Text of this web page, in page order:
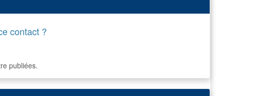
contact ?
publiées.